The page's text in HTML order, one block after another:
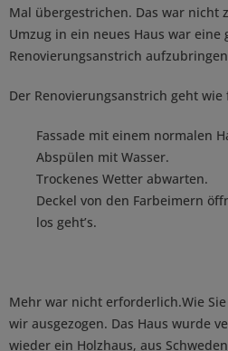
Mal übergestrichen. Das war
Umzug in ein neues Haus war eine
Renovierungsanstrich
Der Renovierungsanstrich geht wie
Fassade mit einem normalen
Abspülen mit Wasser.
Trockenes Wetter abwarten.
Deckel von den Farbeimern
los geht’s.
Mehr war nicht erforderlich.Wie
wir ausgezogen. Das Haus wurde
wieder ein Holzhaus, aus